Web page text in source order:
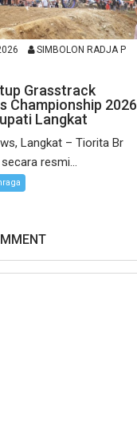
SIMBOLON RADJA P
Grasstrack
Championship 2026
Langkat
Langkat – Tiorita Br
resmi...